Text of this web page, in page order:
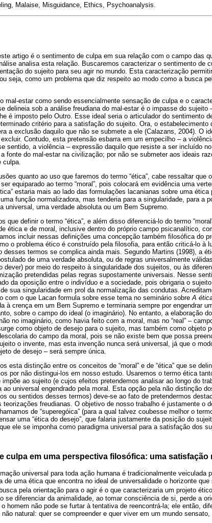
Malaise, Misguidance, Ethics, Psychoanalysis.
artigo é o sentimento de culpa em sua relação com o campo das
analisa esta relação. Buscaremos caracterizar o sentimento de
do sujeito para seu agir no mundo. Esta caracterização
seja, como um problema que diz respeito ao modo como a busca
mal-estar como sendo essencialmente sensação de culpa e o
delineia sob a análise freudiana do mal-estar é o impasse do
é imposto pelo Outro. Esse ideal seria o articulador do sentimento
critério para a satisfação do sujeito. Ora, o estabelecimento
a exclusão daquilo que não se submete a ele (Calazans, 2004). O
Contudo, esta pretensão esbarra em um empecilho – a
sentido, a violência – expressão daquilo que resiste a ser incluído
fonte do mal-estar na civilização; por não se submeter aos ideais
quanto ao uso que faremos do termo “ética”, cabe ressaltar que
equiparado ao termo “moral”, pois colocará em evidência uma
estaria mais ao lado das formulações lacanianas sobre uma
função normalizadora, mas tenderia para a singularidade, para a
universal, uma verdade absoluta ou um Bem Supremo.
que definir o termo “ética”, e além disso diferenciá-lo do termo
ética e de moral, inclusive dentro do próprio campo psicanalítico,
incluir nessas definições uma concepção também filosófica do
o problema ético é construído pela filosofia, para então criticá-lo à
desses termos se complica ainda mais. Segundo Martins (1998), a
de uma verdade absoluta, ou de regras universalmente
dever) por meio do respeito à singularidade dos sujeitos, ou às
pretendidas pelas regras supostamente universais. Nesse
da oposição entre o indivíduo e a sociedade, pois obrigaria o
sua singularidade em prol da normalização das condutas.
com o que Lacan formula sobre esse tema no seminário sobreA
à crença em um Bem Supremo e terminaria sempre por engendrar
sobre o campo do ideal (o imaginário). No entanto, a elaboração
no imaginário, como havia feito com a moral, mas no “real” –
como objeto de desejo para o sujeito, mas também como objeto
do campo da moral, pois se não existe bem que possa
o invente, mas esta invenção nunca será universal, já que o
de desejo – será sempre única.
esta distinção entre os conceitos de “moral” e de “ética” que se
por não distingui-los em nosso estudo. Usaremos o termo ética
impõe ao sujeito (e cujos efeitos pretendemos analisar ao longo do
ao universal engendrado pela moral. Esta opção pela não distinção
ou sentidos desses termos) deve-se ao fato de pretendermos
teorizações freudianas. O objetivo de nosso trabalho é justamente o
de “superegóica” (para a qual talvez coubesse melhor o
uma “ética do desejo”, que falaria justamente da posição do
ele se imponha como paradigma universal para a satisfação dos
culpa em uma perspectiva filosófica: uma satisfação
universal para toda ação humana é tradicionalmente veiculada
de uma ética que encontra no ideal de universalidade o horizonte
pela orientação para o agir é o que caracterizaria um projeto ético
se diferenciar da animalidade, ao tomar consciência de si, perde a
homem não pode se furtar à tentativa de reencontrá-la; ele então,
natural: quer se compreender e quer viver em um mundo sensato,